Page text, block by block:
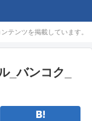
テンツを掲載しています。
_バンコク_